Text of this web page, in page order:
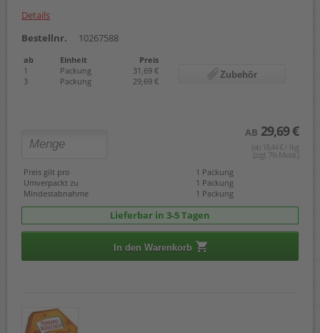
Details
Bestellnr.
10267588
ab Einheit
Preis
1
Packung
31,69 €
3
Packung 29,69 €
Zubehör
AB 29,69 €
(ab 18,44 € / 1kg
(zzgl. 7% Mwst.)
Preis gilt pro
1 Packung
Umverpackt zu
1 Packung
Mindestabnahme
1 Packung
Lieferbar in 3-5 Tagen
In den Warenkorb